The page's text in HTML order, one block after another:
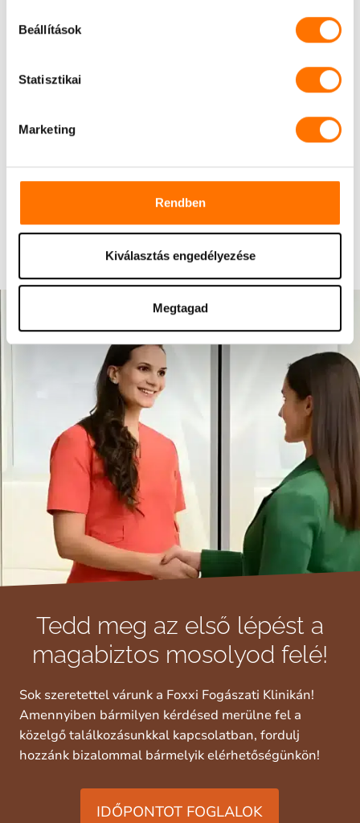
Beállítások
Statisztikai
Marketing
Rendben
Kiválasztás engedélyezése
Megtagad
ínygyulladásra?
A fogselyem sérti az ínyemet?
Tedd meg az első lépést a
magabiztos mosolyod felé!
Sok szeretettel várunk a Foxxi Fogászati Klinikán!
Amennyiben bármilyen kérdésed merülne fel a
közelgő találkozásunkkal kapcsolatban, fordulj
hozzánk bizalommal bármelyik elérhetőségünkön!
IDŐPONTOT FOGLALOK